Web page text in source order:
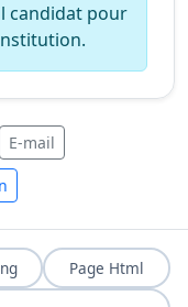
candidat pour
E-mail
Page Html